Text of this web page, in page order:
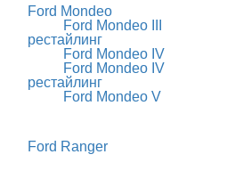
Ford Mondeo
Ford Mondeo III
рестайлинг
Ford Mondeo IV
Ford Mondeo IV
рестайлинг
Ford Mondeo V
Ford Ranger